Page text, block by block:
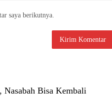
saya berikutnya.
Bisa Kembali